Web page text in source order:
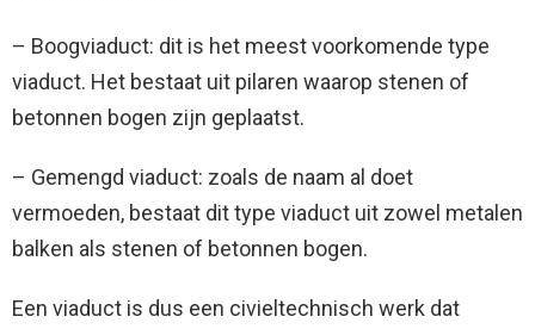
– Boogviaduct: dit is het meest voorkomende type
viaduct. Het bestaat uit pilaren waarop stenen of
betonnen bogen zijn geplaatst.
– Gemengd viaduct: zoals de naam al doet
vermoeden, bestaat dit type viaduct uit zowel metalen
balken als stenen of betonnen bogen.
Een viaduct is dus een civieltechnisch werk dat